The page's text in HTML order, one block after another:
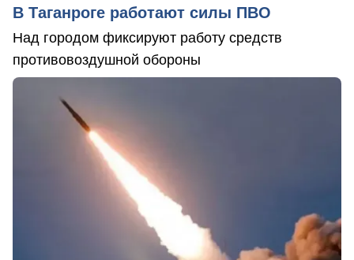
В Таганроге работают силы ПВО
Над городом фиксируют работу средств
противовоздушной обороны